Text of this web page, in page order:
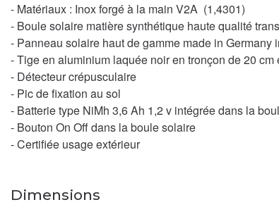
- Matériaux : Inox forgé à la main V2A (1,4301)
- Boule solaire matière synthétique haute qualité
- Panneau solaire haut de gamme made in Germany
- Tige en aluminium laquée noir en tronçon de 20
- Détecteur crépusculaire
- Pic de fixation au sol
- Batterie type NiMh 3,6 Ah 1,2 v intégrée dans la
- Bouton On Off dans la boule solaire
- Certifiée usage extérieur
Dimensions